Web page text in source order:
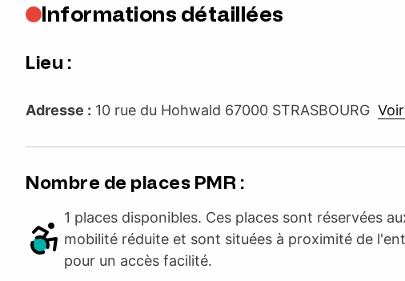
Informations détaillées
Lieu :
Adresse : 10 rue du Hohwald 67000 STRASBOURG
Nombre de places PMR :
1 places disponibles. Ces places sont réservées
mobilité réduite et sont situées à proximité de
pour un accès facilité.